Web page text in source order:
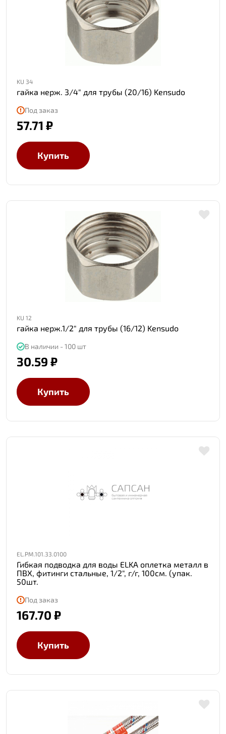
KU 34
гайка нерж. 3/4" для трубы (20/16) Kensudo
Под заказ
57.71 ₽
Купить
KU 12
гайка нерж.1/2" для трубы (16/12) Kensudo
В наличии - 100 шт
30.59 ₽
Купить
EL.PM.101.33.0100
Гибкая подводка для воды ELKA оплетка металл в
ПВХ, фитинги стальные, 1/2", г/г, 100см. (упак.
50шт.
Под заказ
167.70 ₽
Купить